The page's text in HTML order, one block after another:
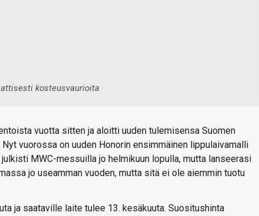
kosteusvaurioita
vuotta sitten ja aloitti uuden tulemisensa Suomen
vuorossa on uuden Honorin ensimmäinen lippulaivamalli
MWC-messuilla jo helmikuun lopulla, mutta lanseerasi
jo useamman vuoden, mutta sitä ei ole aiemmin tuotu
ja saataville laite tulee 13. kesäkuuta. Suositushinta